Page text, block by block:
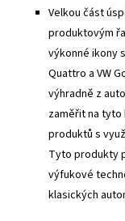
Velkou část
produktovým
výkonné ikony
Quattro a VW
výhradně z
zaměřit na
produktů s
Tyto produkty
výfukové
klasických